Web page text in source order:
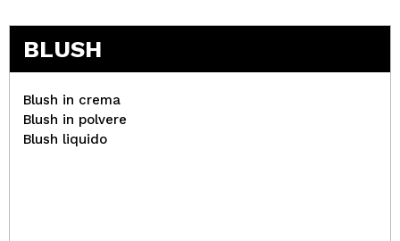
BLUSH
Blush in crema
Blush in polvere
Blush liquido